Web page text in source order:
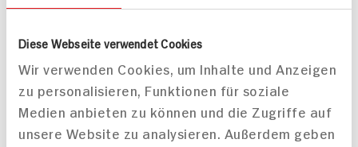
Diese Webseite verwendet Cookies
Wir verwenden Cookies, um Inhalte und Anzeigen
zu personalisieren, Funktionen für soziale
Medien anbieten zu können und die Zugriffe auf
unsere Website zu analysieren. Außerdem geben
Herzoginkartoffeln
1.039 kcal p. Portion
Leicht
1.431 kcal p. Portion
Mittel